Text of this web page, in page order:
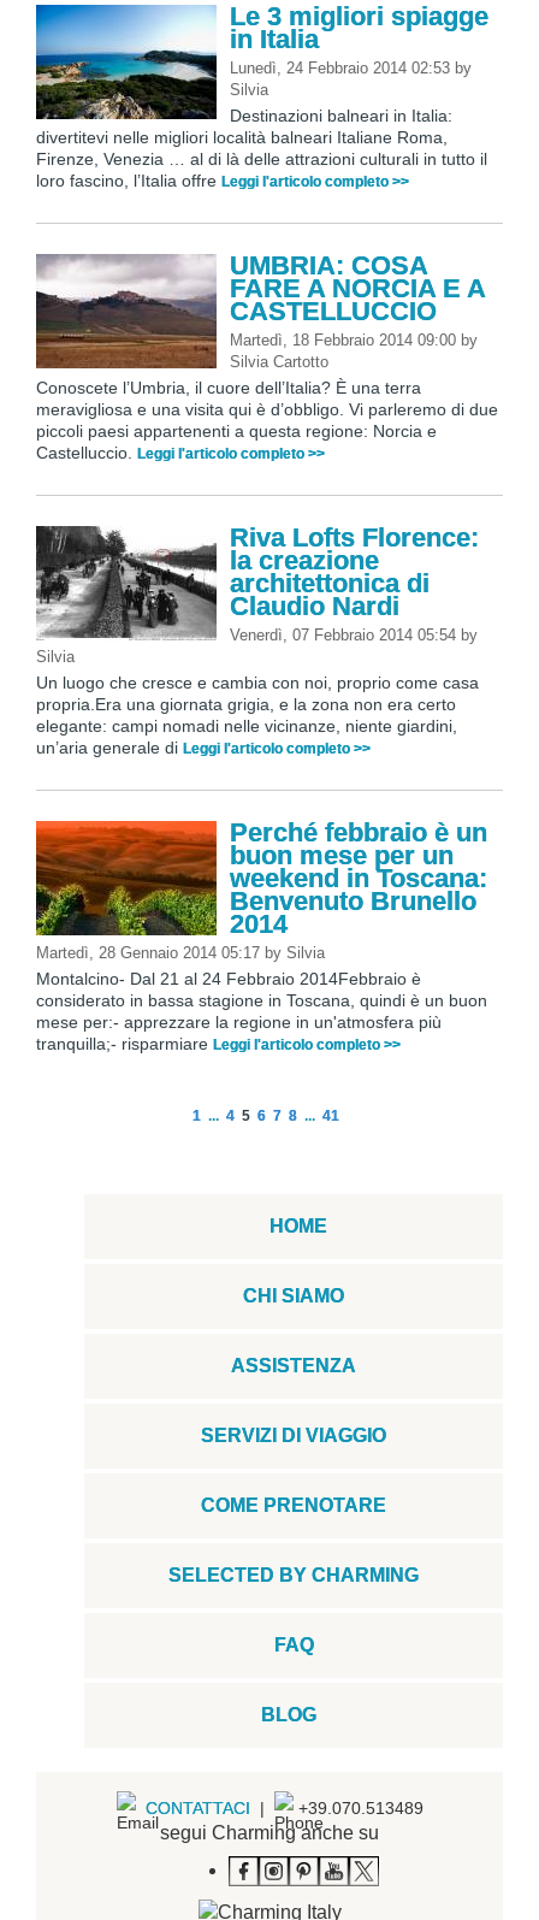
Le 3 migliori spiagge
in Italia
Lunedì, 24 Febbraio 2014 02:53 by
Silvia
Destinazioni balneari in Italia:
divertitevi nelle migliori località balneari Italiane Roma,
Firenze, Venezia … al di là delle attrazioni culturali in tutto il
loro fascino, l’Italia offre Leggi l'articolo completo >>
UMBRIA: COSA
FARE A NORCIA E A
CASTELLUCCIO
Martedì, 18 Febbraio 2014 09:00 by
Silvia Cartotto
Conoscete l’Umbria, il cuore dell’Italia? È una terra
meravigliosa e una visita qui è d’obbligo. Vi parleremo di due
piccoli paesi appartenenti a questa regione: Norcia e
Castelluccio. Leggi l'articolo completo >>
Riva Lofts Florence:
la creazione
architettonica di
Claudio Nardi
Venerdì, 07 Febbraio 2014 05:54 by
Silvia
Un luogo che cresce e cambia con noi, proprio come casa
propria.Era una giornata grigia, e la zona non era certo
elegante: campi nomadi nelle vicinanze, niente giardini,
un’aria generale di Leggi l'articolo completo >>
Perché febbraio è un
buon mese per un
weekend in Toscana:
Benvenuto Brunello
2014
Martedì, 28 Gennaio 2014 05:17 by Silvia
Montalcino- Dal 21 al 24 Febbraio 2014Febbraio è
considerato in bassa stagione in Toscana, quindi è un buon
mese per:- apprezzare la regione in un'atmosfera più
tranquilla;- risparmiare Leggi l'articolo completo >>
1 ... 4 5 6 7 8 ... 41
HOME
CHI SIAMO
ASSISTENZA
SERVIZI DI VIAGGIO
COME PRENOTARE
SELECTED BY CHARMING
FAQ
BLOG
CONTATTACI | +39.070.513489
segui Charming anche su